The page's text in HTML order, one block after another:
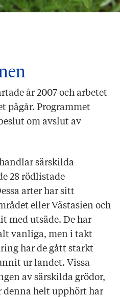
år 2007 och arbetet
pågår. Programmet
om avslut av
särskilda
28 rödlistade
arter har sitt
eller Västasien och
med utsäde. De har
vanliga, men i takt
har de gått starkt
ur landet. Vissa
av särskilda grödor,
helt upphört har